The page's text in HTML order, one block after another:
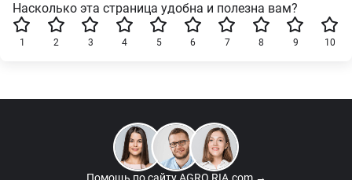
Насколько эта страница удобна и полезна вам?
10
9
8
7
6
5
4
3
2
1